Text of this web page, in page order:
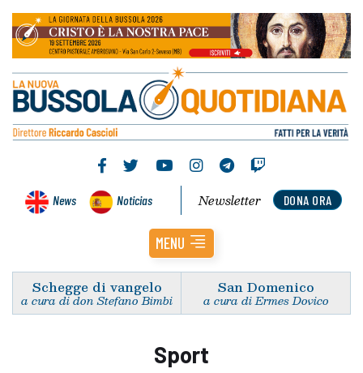
News Noticias DONA ORA
Newsletter
MENU
Schegge di vangelo
a cura di don Stefano Bimbi
San Domenico
a cura di Ermes Dovico
Sport